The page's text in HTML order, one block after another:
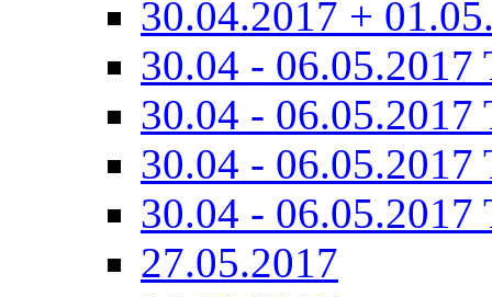
30.04.2017 +
30.04 - 06.05.2017
30.04 - 06.05.2017
30.04 - 06.05.2017
30.04 - 06.05.2017
27.05.2017